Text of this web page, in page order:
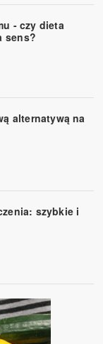
- czy dieta
sens?
alternatywą na
szybkie i